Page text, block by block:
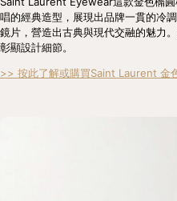
唱的經典造型，展現出品牌一貫的冷
鏡片，營造出古典與現代交融的魅力
彰顯設計細節。
>> 按此了解或購買Saint Laurent 金